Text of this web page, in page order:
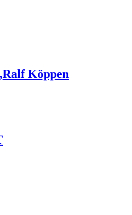
Köppen